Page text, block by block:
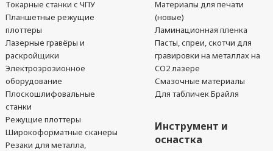
Токарные станки с ЧПУ
Планшетные режущие
плоттеры
Лазерные гравёры и
раскройщики
Электроэрозионное
оборудование
Плоскошлифовальные
станки
Режущие плоттеры
Широкоформатные сканеры
Резаки для металла,
Материалы для печати
(новые)
Ламинационная пленка
Пасты, спреи, скотчи для
гравировки на металлах на
CO2 лазере
Смазочные материалы
Для табличек Брайля
Инструмент и
оснастка